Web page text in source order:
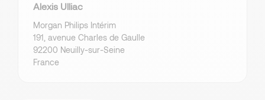
Alexis Ulliac
Morgan Philips Intérim
191, avenue Charles de Gaulle
92200 Neuilly-sur-Seine
France